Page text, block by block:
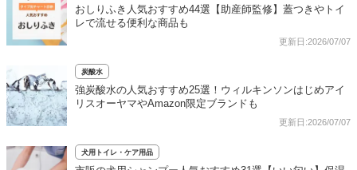
おしりふき人気おすすめ44選【助産師監修】蓋つきやトイ
レで流せる便利な商品も
更新日:2026/07/07
炭酸水
強炭酸水の人気おすすめ25選！ウィルキンソンはじめアイ
リスオーヤマやAmazon限定ブランドも
更新日:2026/07/07
犬用トイレ・ケア用品